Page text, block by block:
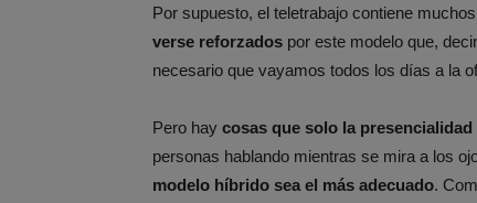
Por supuesto, el teletrabajo contiene
verse reforzados por este modelo que,
necesario que vayamos todos los días a la
Pero hay cosas que solo la
personas hablando mientras se mira a los
modelo híbrido sea el más adecuado.